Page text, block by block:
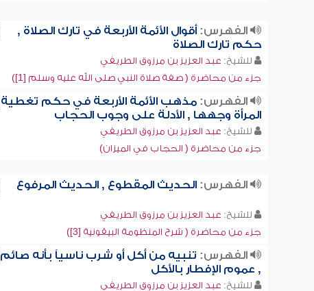
الفهرس:أقوال الأئمة الأربعة في تارك الصلاة ,
حكم تارك الصلاة
للشيخ: عبد العزيز بن مرزوق الطريفي
جزء من محاضرة ( صفة صلاة النبي صلى الله عليه وسلم [1])
الفهرس:مذهب الأئمة الأربعة في حكم تغطية
المرأة وجهها , الأدلة على وجوب الحجاب
للشيخ: عبد العزيز بن مرزوق الطريفي
جزء من محاضرة ( الحجاب في الميزان)
الفهرس:الحديث المقطوع , الحديث المرفوع
للشيخ: عبد العزيز بن مرزوق الطريفي
جزء من محاضرة ( شرح المنظومة البيقونية [3])
الفهرس: تنبيه من أكل أو شرب ناسياً بأنه صائم
, عموم الإفطار بالأكل
للشيخ: عبد العزيز بن مرزوق الطريفي